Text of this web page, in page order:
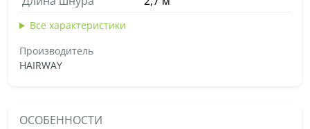
Все характеристики
Производитель
HAIRWAY
ОСОБЕННОСТИ